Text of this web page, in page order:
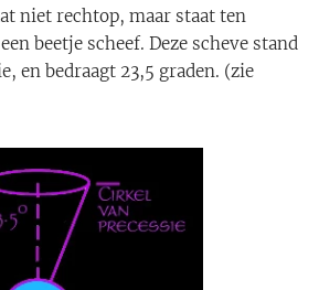
niet rechtop, maar staat ten
beetje scheef. Deze scheve stand
en bedraagt 23,5 graden. (zie